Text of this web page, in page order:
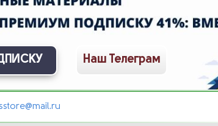
Наш Телеграм